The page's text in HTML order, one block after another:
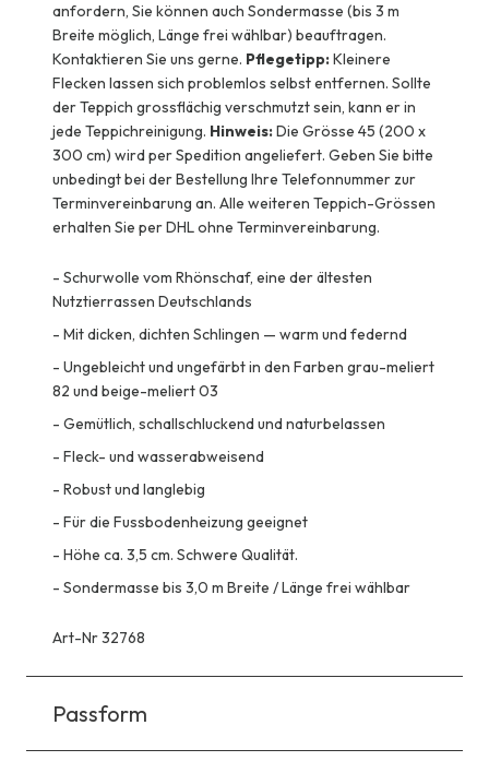
anfordern, Sie können auch Sondermasse (bis 3 m
Breite möglich, Länge frei wählbar) beauftragen.
Kontaktieren Sie uns gerne. Pflegetipp:Kleinere
Flecken lassen sich problemlos selbst entfernen. Sollte
der Teppich grossflächig verschmutzt sein, kann er in
jede Teppichreinigung. Hinweis:Die Grösse 45 (200 x
300 cm) wird per Spedition angeliefert. Geben Sie bitte
unbedingt bei der Bestellung Ihre Telefonnummer zur
Terminvereinbarung an. Alle weiteren Teppich-Grössen
erhalten Sie per DHL ohne Terminvereinbarung.
- Schurwolle vom Rhönschaf, eine der ältesten
Nutztierrassen Deutschlands
- Mit dicken, dichten Schlingen — warm und federnd
- Ungebleicht und ungefärbt in den Farben grau-meliert
82 und beige-meliert 03
- Gemütlich, schallschluckend und naturbelassen
- Fleck- und wasserabweisend
- Robust und langlebig
- Für die Fussbodenheizung geeignet
- Höhe ca. 3,5 cm. Schwere Qualität.
- Sondermasse bis 3,0 m Breite / Länge frei wählbar
Art-Nr 32768
Passform